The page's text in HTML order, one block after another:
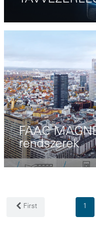
FAAC
rendszerek
First 1